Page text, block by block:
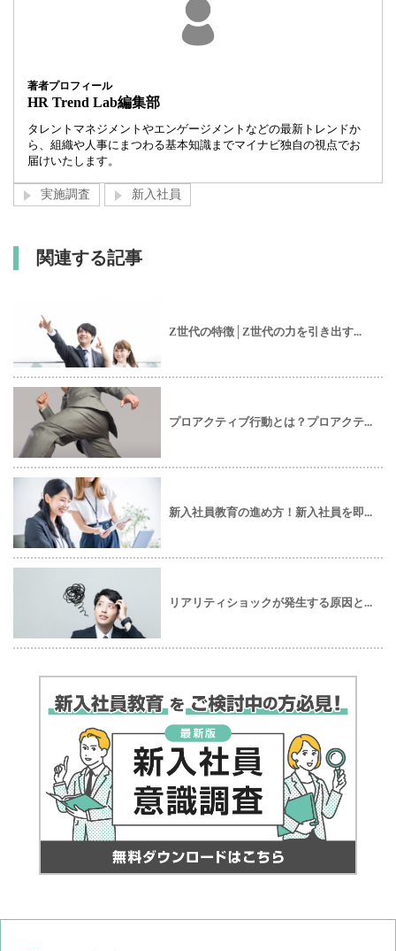
著者プロフィール
HR Trend Lab編集部
タレントマネジメントやエンゲージメントなどの最新トレンドか
ら、組織や人事にまつわる基本知識までマイナビ独自の視点でお
届けいたします。
実施調査 新入社員
関連する記事
Z世代の特徴│Z世代の力を引き出す...
プロアクティブ行動とは？プロアクテ...
新入社員教育の進め方！新入社員を即...
リアリティショックが発生する原因と...